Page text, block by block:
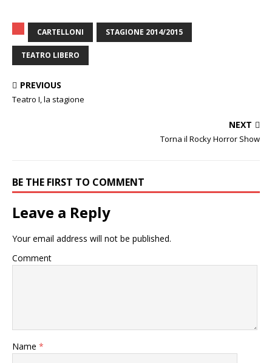
CARTELLONI STAGIONE 2014/2015
TEATRO LIBERO
PREVIOUS
Teatro I, la stagione
NEXT
Torna il Rocky Horror Show
BE THE FIRST TO COMMENT
Leave a Reply
Your email address will not be published.
Comment
Name *